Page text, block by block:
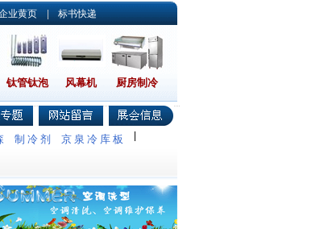
业黄页 | 标书快递
钛管钛泡 风幕机 厨房制冷
制冷剂 京泉冷库板